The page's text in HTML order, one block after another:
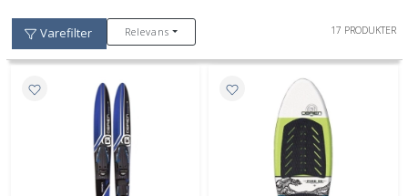
Varefilter Relevans 17 PRODUKTER